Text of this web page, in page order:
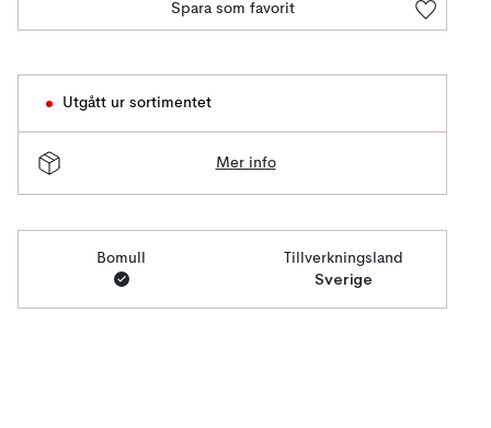
Spara som favorit
Utgått ur sortimentet
Mer info
Bomull Tillverkningsland
Sverige